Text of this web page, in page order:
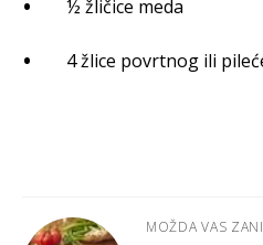
½ žličice meda
4 žlice povrtnog ili
MOŽDA VAS